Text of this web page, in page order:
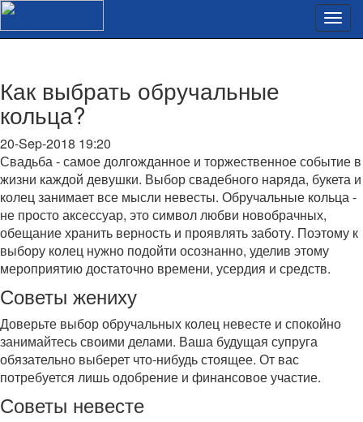
Как выбрать обручальные
кольца?
20-Sep-2018 19:20
Свадьба - самое долгожданное и торжественное событие в
жизни каждой девушки. Выбор свадебного наряда, букета и
колец занимает все мысли невесты. Обручальные кольца -
не просто аксессуар, это символ любви новобрачных,
обещание хранить верность и проявлять заботу. Поэтому к
выбору колец нужно подойти осознанно, уделив этому
мероприятию достаточно времени, усердия и средств.
Советы жениху
Доверьте выбор обручальных колец невесте и спокойно
занимайтесь своими делами. Ваша будущая супруга
обязательно выберет что-нибудь стоящее. От вас
потребуется лишь одобрение и финансовое участие.
Советы невесте